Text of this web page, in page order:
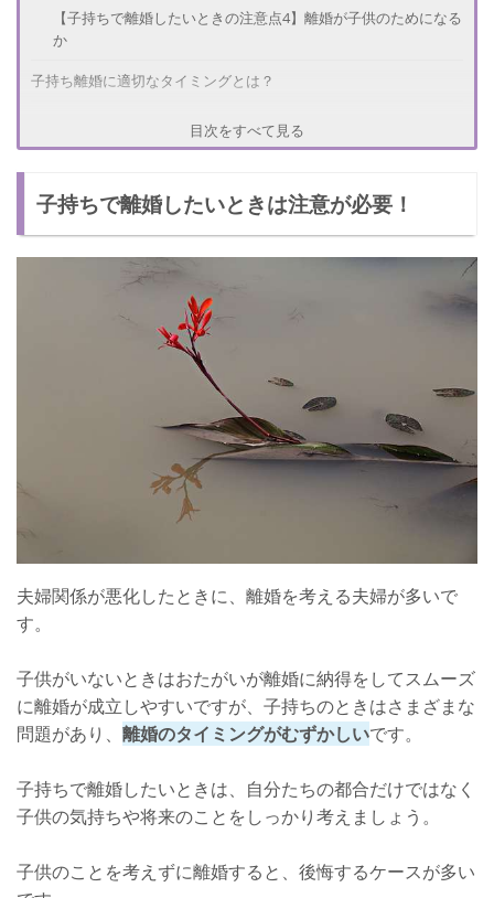
【子持ちで離婚したいときの注意点4】離婚が子供のためになる
か
子持ち離婚に適切なタイミングとは？
入学前がベストタイミング
注意！子持ちで離婚したいときにNGな時期
子供の苗字が変わるときはとくに注意が必要
子持ちで離婚したい場合、親権はどうなる？
目次をすべて見る
子持ちで離婚したいときは注意が必要！
夫婦関係が悪化したときに、離婚を考える夫婦が多いで
す。
子供がいないときはおたがいが離婚に納得をしてスムーズ
に離婚が成立しやすいですが、子持ちのときはさまざまな
問題があり、 離婚のタイミングがむずかしいです。
子持ちで離婚したいときは、自分たちの都合だけではなく
子供の気持ちや将来のことをしっかり考えましょう。
子供のことを考えずに離婚すると、後悔するケースが多い